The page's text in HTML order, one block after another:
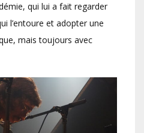
qui lui a fait regarder
l’entoure et adopter une
mais toujours avec